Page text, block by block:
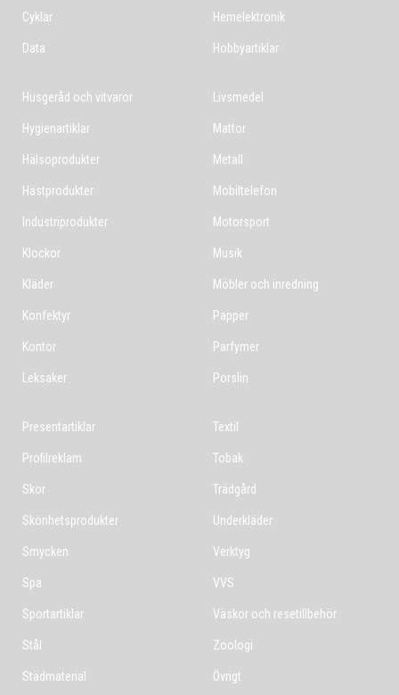
Cyklar
Data
Hemelektronik
Hobbyartiklar
Husgeråd och vitvaror
Hygienartiklar
Hälsoprodukter
Hästprodukter
Industriprodukter
Klockor
Kläder
Konfektyr
Kontor
Leksaker
Livsmedel
Mattor
Metall
Mobiltelefon
Motorsport
Musik
Möbler och inredning
Papper
Parfymer
Porslin
Presentartiklar
Profilreklam
Skor
Skönhetsprodukter
Smycken
Spa
Sportartiklar
Stål
Städmaterial
Textil
Tobak
Trädgård
Underkläder
Verktyg
VVS
Väskor och resetillbehör
Zoologi
Övrigt